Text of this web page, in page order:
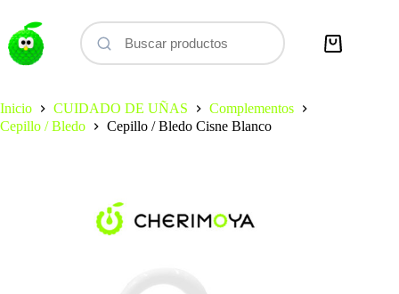
contenido
Carro
Inicio
CUIDADO DE UÑAS
Complementos
Cepillo / Bledo
Cepillo / Bledo Cisne Blanco